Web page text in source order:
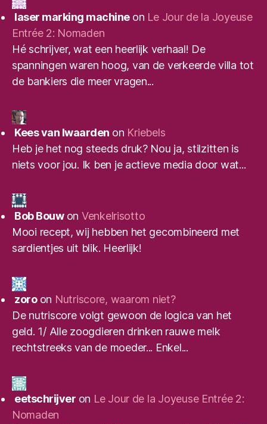
laser marking machineon Le Jour de la Joyeuse
Entrée 2: Nomaden
Hé schrijver, wat een heerlijk verhaal! De
spanningen waren hoog, van de verkeerde villa tot
de bankiers die meer vragen...
Kees van Iwaarden on Kriebels
Heb je het nog steeds druk? Nou ja, stilzitten is
niets voor jou. Ik ben je actieve media door wat...
Bob Bouwon Venkelrisotto
Mooi recept, wij hebben het gecombineerd met
sardientjes uit blik. Heerlijk!
zoroon Nutriscore, waarom niet?
De nutriscore volgt gewoon de logica van het
geld. 1/ Alle zoogdieren drinken rauwe melk
rechtstreeks van de moeder... Enkel...
eetschrijver on Le Jour de la Joyeuse Entrée 2:
Nomaden